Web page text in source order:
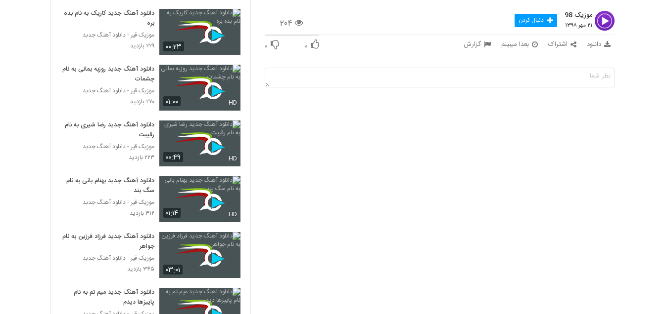
دانلود آهنگ دنیا دنیا از محمد فتحی به همراه
متن ترانه
۲۰۳ بازدید
آهنگ علی حسن پور بنام رفتنت
۲۶۴ بازدید
دانلود آهنگ به روم نیار از نیما صادقی
۲۰۶ بازدید
دانلود آهنگ باهم از صابی آر
۱۹۳ بازدید
آهنگ خوابم برد از مهراد جم(پاپ)
۲۱۳ بازدید
Kay1 Jarii Hamaye Ma
محسن بهمنی آهنگ بی رحم
۲۲۲ بازدید
آهنگ هومن فرشید مهر بنام من اینجام
۲۲۲ بازدید
۲۰۴
موزیک 98
۲۱ مهر ۱۳۹۸ دنبال کردن
دانلود اشتراک بعدا میبینم گزارش ۰ ۰ ۰۰:۲۳
دانلود آهنگ جدید کاریک به نام بده
بره
موزیک قیر - دانلود آهنگ جدبد
۲۲۹ بازدید
۰۱:۰۰ HD
دانلود آهنگ جدید روزبه بمانی به نام
چشمات
موزیک قیر - دانلود آهنگ جدبد
۲۷۰ بازدید
۰۰:۴۹ HD
دانلود آهنگ جدید رضا شیری به نام
رقیبت
موزیک قیر - دانلود آهنگ جدبد
۲۲۳ بازدید
۰۱:۱۴ HD
دانلود آهنگ جدید بهنام بانی به نام
سگ بند
موزیک قیر - دانلود آهنگ جدبد
۳۱۲ بازدید
۰۳:۰۱
دانلود آهنگ جدید فرزاد فرزین به نام
جواهر
موزیک قیر - دانلود آهنگ جدبد
۳۴۵ بازدید
دانلود آهنگ جدید میم تم به نام
پاییزها دیدم